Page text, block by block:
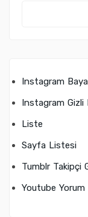
Instagram
Instagram
Liste
Sayfa Listesi
Tumblr Takipçi
Youtube